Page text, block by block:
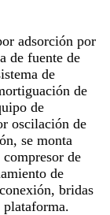
adsorción por
de fuente de
de
de
de
oscilación de
se monta
de
de
bridas
plataforma.